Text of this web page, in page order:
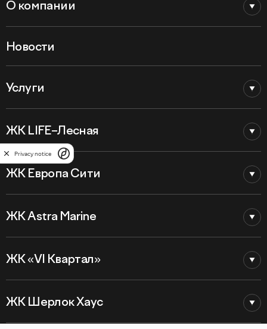
О компании
Новости
Услуги
ЖК LIFE–Лесная
ЖК Европа Сити
ЖК Astra Marine
ЖК «VI Квартал»
ЖК Шерлок Хаус
Privacy notice